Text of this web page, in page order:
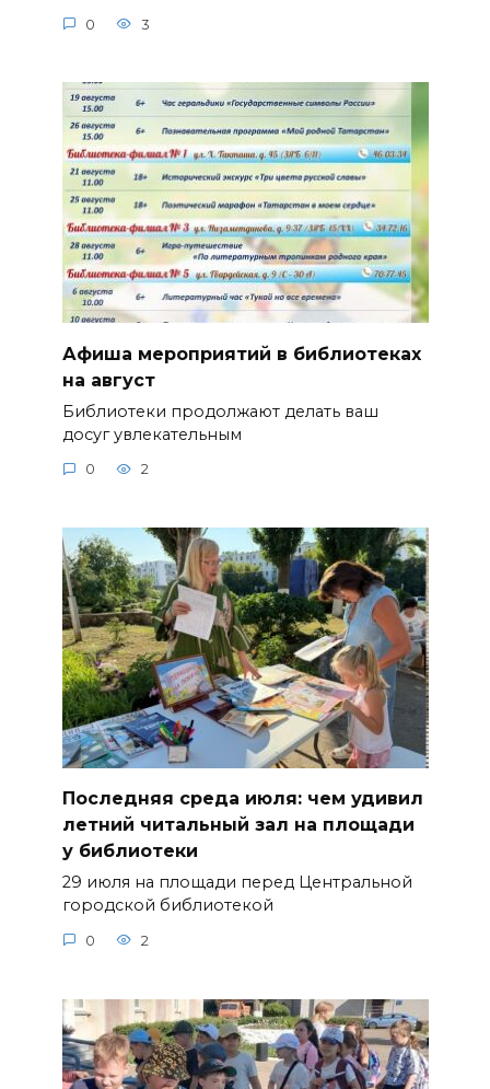
0 3
Афиша мероприятий в библиотеках
на август
Библиотеки продолжают делать ваш
досуг увлекательным
0 2
Последняя среда июля: чем удивил
летний читальный зал на площади
у библиотеки
29 июля на площади перед Центральной
городской библиотекой
0 2